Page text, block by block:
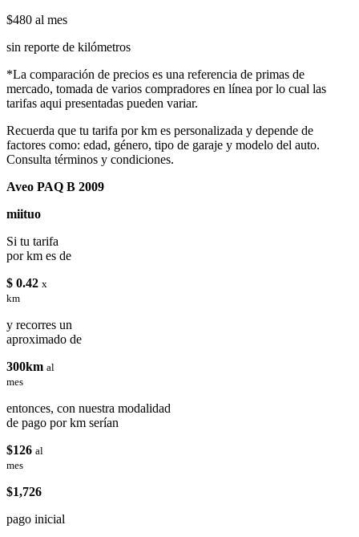
$480 al mes
sin reporte de kilómetros
*La comparación de precios es una referencia de primas de
mercado, tomada de varios compradores en línea por lo cual las
tarifas aqui presentadas pueden variar.
Recuerda que tu tarifa por km es personalizada y depende de
factores como: edad, género, tipo de garaje y modelo del auto.
Consulta términos y condiciones.
Aveo PAQ B 2009
miituo
Si tu tarifa
por km es de
$ 0.42 x
km
y recorres un
aproximado de
300km al
mes
entonces, con nuestra modalidad
de pago por km serían
$126 al
mes
$1,726
pago inicial